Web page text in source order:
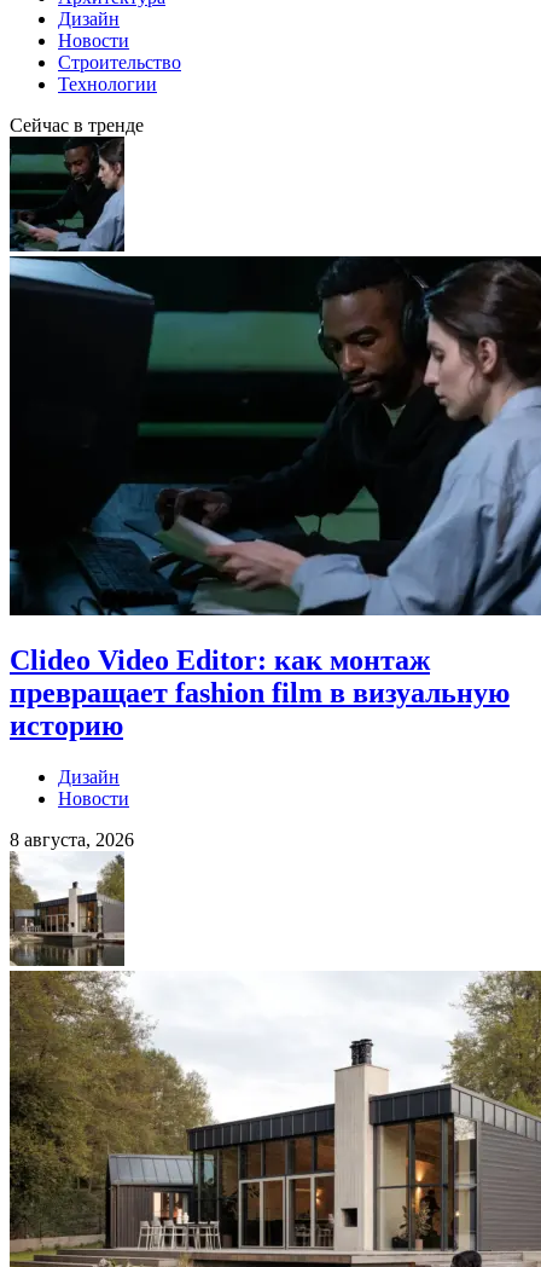
Дизайн
Новости
Строительство
Технологии
Сейчас в тренде
Clideo Video Editor: как монтаж
превращает fashion film в визуальную
историю
Дизайн
Новости
8 августа, 2026